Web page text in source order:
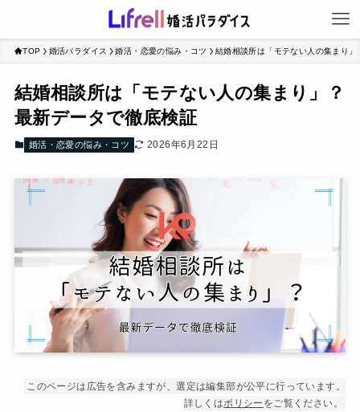
TOP 婚活パラダイス 婚活・恋愛の悩み・コツ 結婚相談所は「モテない人の集まり
結婚相談所は「モテない人の集まり」？
最新データで徹底検証
婚活・恋愛の悩み・コツ 2026年6月22日
このページは広告を含みますが、選定は編集部が公平に行っています。
詳しくはポリシー をご覧ください。